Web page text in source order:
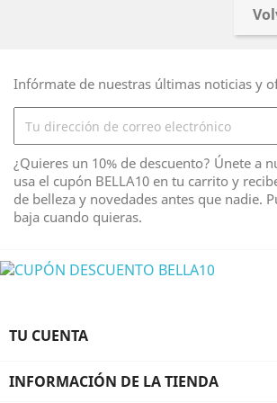
Infórmate de nuestras últimas noticias y
¿Quieres un 10% de descuento? Únete a
usa el cupón BELLA10 en tu carrito y
de belleza y novedades antes que nadie.
baja cuando quieras.
TU CUENTA
INFORMACIÓN DE LA TIENDA